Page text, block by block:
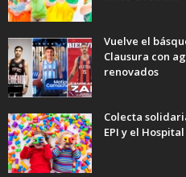
Vuelve el
Clausura con
renovados
Colecta
EPI y el